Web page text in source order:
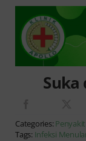
Categories:
Tags: Infeksi